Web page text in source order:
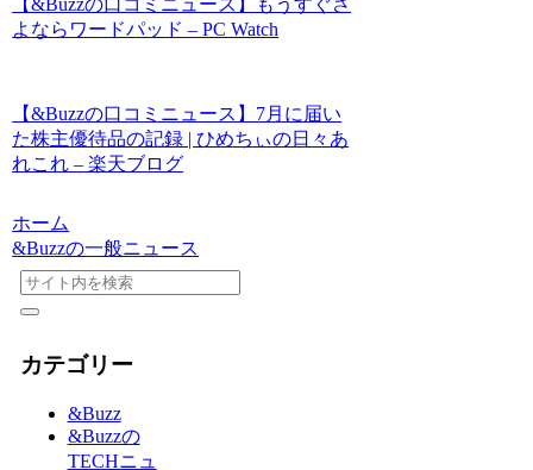
【&Buzzの口コミニュース】もうすぐさ
よならワードパッド – PC Watch
【&Buzzの口コミニュース】7月に届い
た株主優待品の記録 | ひめちぃの日々あ
れこれ – 楽天ブログ
ホーム
&Buzzの一般ニュース
カテゴリー
&Buzz
&Buzzの
TECHニュ